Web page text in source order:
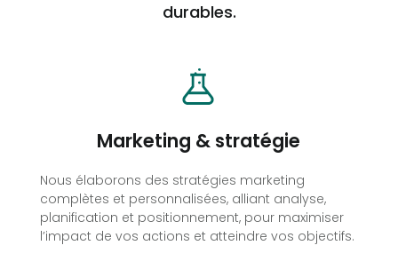
durables.
Marketing & stratégie
Nous élaborons des stratégies marketing
complètes et personnalisées, alliant analyse,
planification et positionnement, pour maximiser
l’impact de vos actions et atteindre vos objectifs.